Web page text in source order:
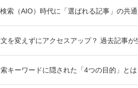
索（AIO）時代に「選ばれる記事」の共
を変えずにアクセスアップ？ 過去記事
キーワードに隠された「4つの目的」と